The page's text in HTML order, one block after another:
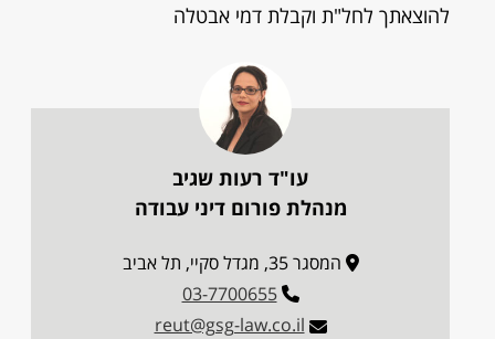
להוצאתך לחל"ת וקבלת דמי אבטלה
עו"ד רעות שגיב
מנהלת פורום דיני עבודה
המסגר 35, מגדל סקיי, תל אביב
03-7700655
reut@gsg-law.co.il